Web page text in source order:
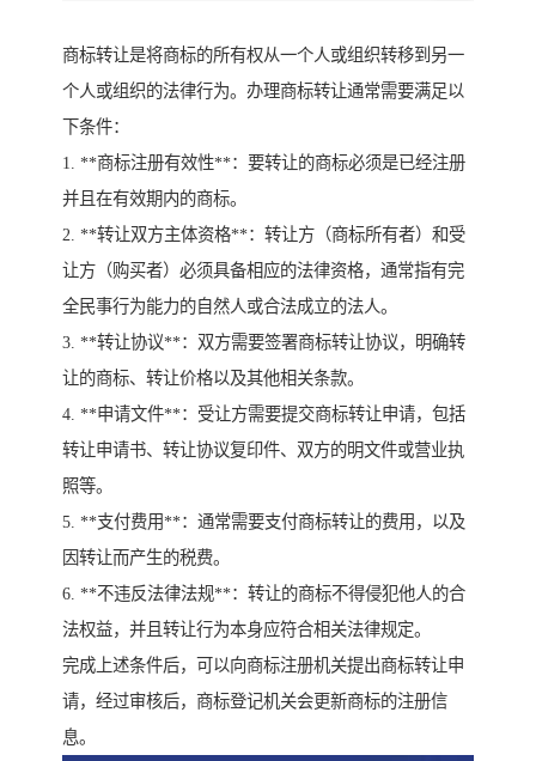
商标转让是将商标的所有权从一个人或组织转移到另一
个人或组织的法律行为。办理商标转让通常需要满足以
下条件：
1. **商标注册有效性**：要转让的商标必须是已经注册
并且在有效期内的商标。
2. **转让双方主体资格**：转让方（商标所有者）和受
让方（购买者）必须具备相应的法律资格，通常指有完
全民事行为能力的自然人或合法成立的法人。
3. **转让协议**：双方需要签署商标转让协议，明确转
让的商标、转让价格以及其他相关条款。
4. **申请文件**：受让方需要提交商标转让申请，包括
转让申请书、转让协议复印件、双方的明文件或营业执
照等。
5. **支付费用**：通常需要支付商标转让的费用，以及
因转让而产生的税费。
6. **不违反法律法规**：转让的商标不得侵犯他人的合
法权益，并且转让行为本身应符合相关法律规定。
完成上述条件后，可以向商标注册机关提出商标转让申
请，经过审核后，商标登记机关会更新商标的注册信
息。